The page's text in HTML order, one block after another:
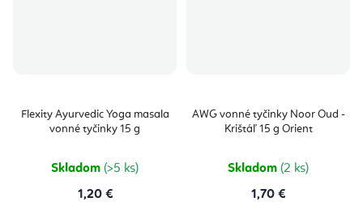
Flexity Ayurvedic Yoga masala
vonné tyčinky 15 g
Skladom (>5 ks)
1,20 €
AWG vonné tyčinky Noor Oud -
Krištáľ 15 g Orient
Skladom (2 ks)
1,70 €